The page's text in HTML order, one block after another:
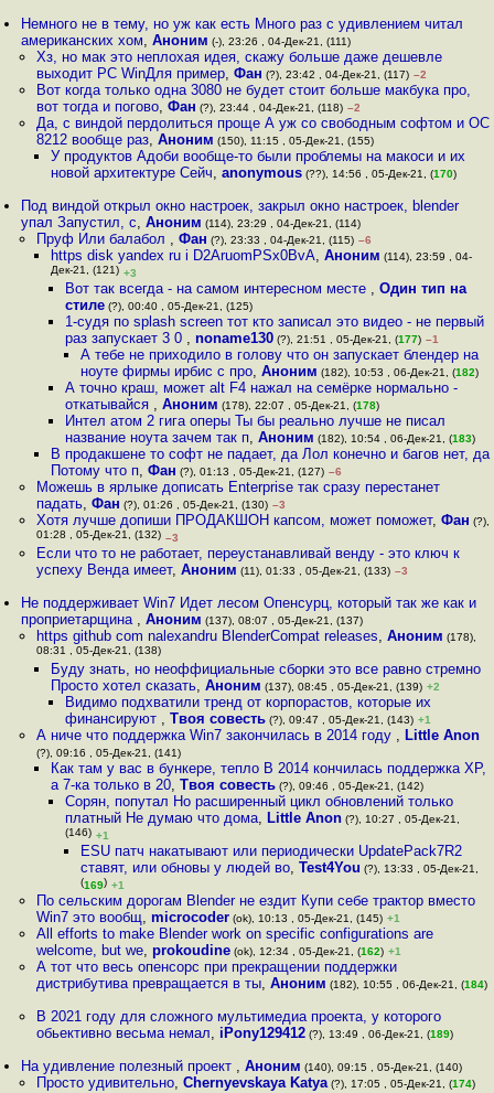
Немного не в тему, но уж как есть Много раз с удивлением читал
американских хом,Аноним (-), 23:26 , 04-Дек-21, (111)
Хз, но мак это неплохая идея, скажу больше даже дешевле
выходит PC WinДля пример, Фан (?), 23:42 , 04-Дек-21, (117) –2
Вот когда только одна 3080 не будет стоит больше макбука про,
вот тогда и погово, Фан (?), 23:44 , 04-Дек-21, (118) –2
Да, с виндой пердолиться проще А уж со свободным софтом и ОС
8212 вообще раз, Аноним (150), 11:15 , 05-Дек-21, (155)
У продуктов Адоби вообще-то были проблемы на макоси и их
новой архитектуре Сейч, anonymous(??), 14:56 , 05-Дек-21, (170)
Под виндой открыл окно настроек, закрыл окно настроек, blender
упал Запустил, с,Аноним (114), 23:29 , 04-Дек-21, (114)
Пруф Или балабол , Фан (?), 23:33 , 04-Дек-21, (115) –6
https disk yandex ru i D2AruomPSx0BvA, Аноним (114), 23:59 , 04-
Дек-21, (121) +3
Вот так всегда - на самом интересном месте ,Один тип на
стиле (?), 00:40 , 05-Дек-21, (125)
1-судя по splash screen тот кто записал это видео - не первый
раз запускает 3 0 ,noname130 (?), 21:51 , 05-Дек-21, (177) –1
А тебе не приходило в голову что он запускает блендер на
ноуте фирмы ирбис c про, Аноним (182), 10:53 , 06-Дек-21, (182)
А точно краш, может alt F4 нажал на семёрке нормально -
откатывайся ,Аноним (178), 22:07 , 05-Дек-21, (178)
Интел атом 2 гига оперы Ты бы реально лучше не писал
название ноута зачем так п,Аноним (182), 10:54 , 06-Дек-21, (183)
В продакшене то софт не падает, да Лол конечно и багов нет, да
Потому что п, Фан (?), 01:13 , 05-Дек-21, (127) –6
Можешь в ярлыке дописать Enterprise так сразу перестанет
падать, Фан (?), 01:26 , 05-Дек-21, (130) –3
Хотя лучше допиши ПРОДАКШОН капсом, может поможет, Фан (?),
01:28 , 05-Дек-21, (132) –3
Если что то не работает, переустанавливай венду - это ключ к
успеху Венда имеет, Аноним (11), 01:33 , 05-Дек-21, (133) –3
Не поддерживает Win7 Идет лесом Опенсурц, который так же как и
проприетарщина ,Аноним (137), 08:07 , 05-Дек-21, (137)
https github com nalexandru BlenderCompat releases, Аноним (178),
08:31 , 05-Дек-21, (138)
Буду знать, но неоффициальные сборки это все равно стремно
Просто хотел сказать, Аноним (137), 08:45 , 05-Дек-21, (139) +2
Видимо подхватили тренд от корпорастов, которые их
финансируют ,Твоя совесть (?), 09:47 , 05-Дек-21, (143) +1
А ниче что поддержка Win7 закончилась в 2014 году , Little Anon
(?), 09:16 , 05-Дек-21, (141)
Как там у вас в бункере, тепло В 2014 кончилась поддержка ХР,
а 7-ка только в 20, Твоя совесть(?), 09:46 , 05-Дек-21, (142)
Сорян, попутал Но расширенный цикл обновлений только
платный Не думаю что дома, Little Anon (?), 10:27 , 05-Дек-21,
(146) +1
ESU патч накатывают или периодически UpdatePack7R2
ставят, или обновы у людей во, Test4You (?), 13:33 , 05-Дек-21,
(169) +1
По сельским дорогам Blender не ездит Купи себе трактор вместо
Win7 это вообщ, microcoder(ok), 10:13 , 05-Дек-21, (145) +1
All efforts to make Blender work on specific configurations are
welcome, but we, prokoudine(ok), 12:34 , 05-Дек-21, (162) +1
А тот что весь опенсорс при прекращении поддержки
дистрибутива превращается в ты, Аноним (182), 10:55 , 06-Дек-21, (184)
В 2021 году для сложного мультимедиа проекта, у которого
обьективно весьма немал, iPony129412(?), 13:49 , 06-Дек-21, (189)
На удивление полезный проект ,Аноним (140), 09:15 , 05-Дек-21, (140)
Просто удивительно, Chernyevskaya Katya(?), 17:05 , 05-Дек-21, (174)